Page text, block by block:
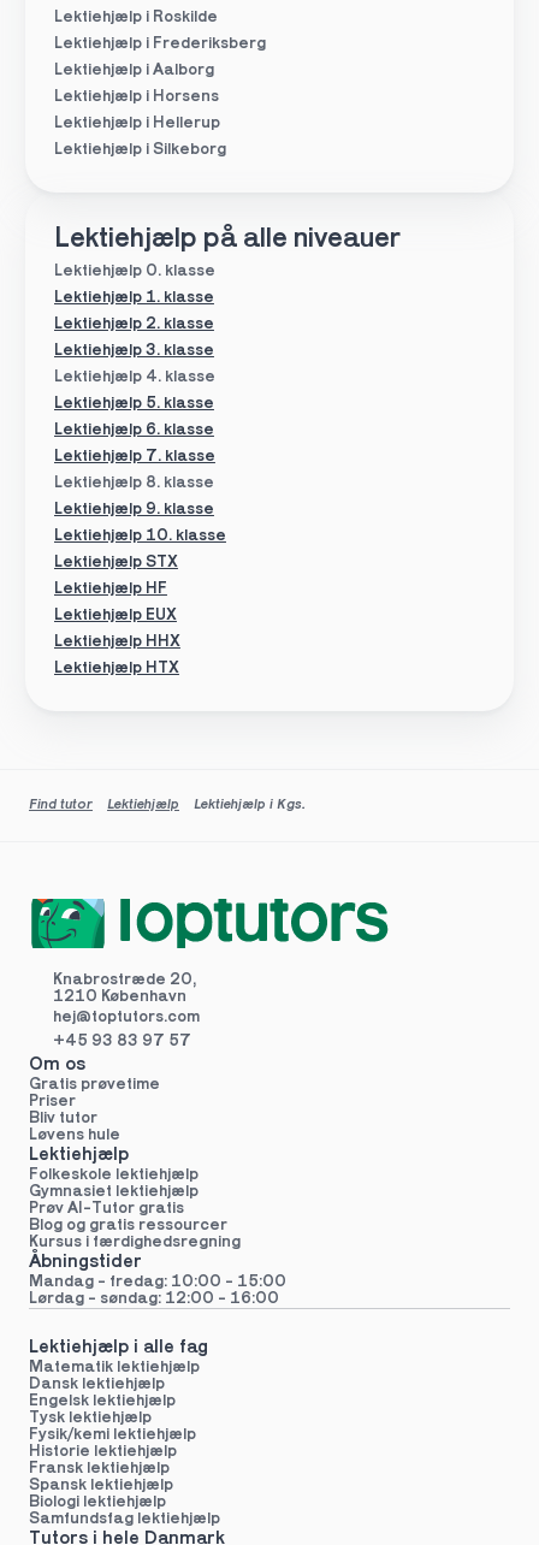
Lektiehjælp i Roskilde
Lektiehjælp i Frederiksberg
Lektiehjælp i Aalborg
Lektiehjælp i Horsens
Lektiehjælp i Hellerup
Lektiehjælp i Silkeborg
Lektiehjælp på alle niveauer
Lektiehjælp 0. klasse
Lektiehjælp 4. klasse
Lektiehjælp 5. klasse
Lektiehjælp 8. klasse
Lektiehjælp 1. klasse
Lektiehjælp 6. klasse
Lektiehjælp 7. klasse
Lektiehjælp 2. klasse
Lektiehjælp 3. klasse
Lektiehjælp 9. klasse
Lektiehjælp 10. klasse
Lektiehjælp HF
Lektiehjælp EUX
Lektiehjælp STX
Lektiehjælp HHX
Lektiehjælp HTX
Find tutor Lektiehjælp Lektiehjælp i Kgs.
Knabrostræde 20,
1210 København
hej@toptutors.com
+45 93 83 97 57
Om os
Gratis prøvetime
Priser
Bliv tutor
Løvens hule
Lektiehjælp
Folkeskole lektiehjælp
Gymnasiet lektiehjælp
Prøv AI-Tutor gratis
Blog og gratis ressourcer
Kursus i færdighedsregning
Åbningstider
Mandag - fredag: 10:00 - 15:00
Lørdag - søndag: 12:00 - 16:00
Lektiehjælp i alle fag
Matematik lektiehjælp
Dansk lektiehjælp
Engelsk lektiehjælp
Tysk lektiehjælp
Fysik/kemi lektiehjælp
Historie lektiehjælp
Fransk lektiehjælp
Spansk lektiehjælp
Biologi lektiehjælp
Samfundsfag lektiehjælp
Tutors i hele Danmark